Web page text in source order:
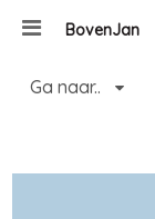
BovenJan
Home
Ga naar..